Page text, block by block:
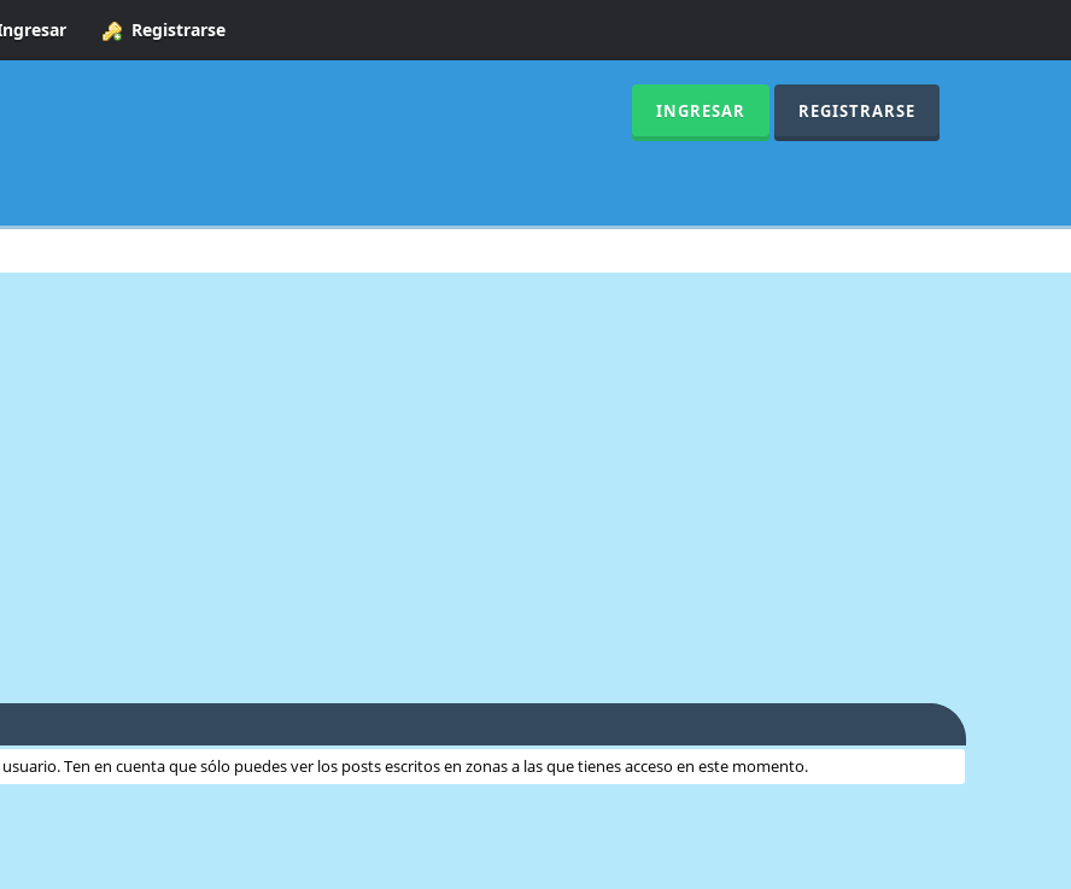
Registrarse
INGRESAR REGISTRARSE
Ten en cuenta que sólo puedes ver los posts escritos en zonas a las que tienes acceso en este momento.